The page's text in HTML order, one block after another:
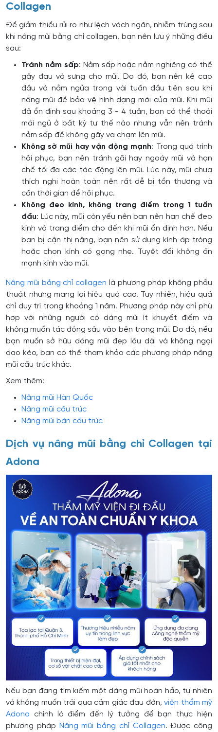
Collagen
Để giảm thiểu rủi ro như lệch vách ngăn, nhiễm trùng sau
khi nâng mũi bằng chỉ collagen, bạn nên lưu ý những điều
sau:
Tránh nằm sấp: Nằm sấp hoặc nằm nghiêng có thể
gây đau và sưng cho mũi. Do đó, bạn nên kê cao
đầu và nằm ngửa trong vài tuần đầu tiên sau khi
nâng mũi để bảo vệ hình dạng mới của mũi. Khi mũi
đã ổn định sau khoảng 3 - 4 tuần, bạn có thể thoải
mái ngủ ở bất kỳ tư thế nào nhưng vẫn nên tránh
nằm sấp để không gây va chạm lên mũi.
Không sờ mũi hay vận động mạnh: Trong quá trình
hồi phục, bạn nên tránh gãi hay ngoáy mũi và hạn
chế tối đa các tác động lên mũi. Lúc này, mũi chưa
thích nghi hoàn toàn nên rất dễ bị tổn thương và
cần thời gian để hồi phục.
Không đeo kính, không trang điểm trong 1 tuần
đầu: Lúc này, mũi còn yếu nên bạn nên hạn chế đeo
kính và trang điểm cho đến khi mũi ổn định hơn. Nếu
bạn bị cận thị nặng, bạn nên sử dụng kính áp tròng
hoặc chọn kính có gọng nhẹ. Tuyệt đối không ấn
mạnh kính vào mũi.
Nâng mũi bằng chỉ collagen là phương pháp không phẫu
thuật nhưng mang lại hiệu quả cao. Tuy nhiên, hiệu quả
chỉ duy trì trong khoảng 1 năm. Phương pháp này chỉ phù
hợp với những người có dáng mũi ít khuyết điểm và
không muốn tác động sâu vào bên trong mũi. Do đó, nếu
bạn muốn sở hữu dáng mũi đẹp lâu dài và không ngại
dao kéo, bạn có thể tham khảo các phương pháp nâng
mũi cấu trúc khác.
Xem thêm:
Nâng mũi Hàn Quốc
Nâng mũi cấu trúc
Nâng mũi bán cấu trúc
Dịch vụ nâng mũi bằng chỉ Collagen tại
Adona
Nếu bạn đang tìm kiếm một dáng mũi hoàn hảo, tự nhiên
và không muốn trải qua cảm giác đau đớn,viện thẩm mỹ
Adona chính là điểm đến lý tưởng để bạn thực hiện
phương pháp Nâng mũi bằng chỉ Collagen. Được công